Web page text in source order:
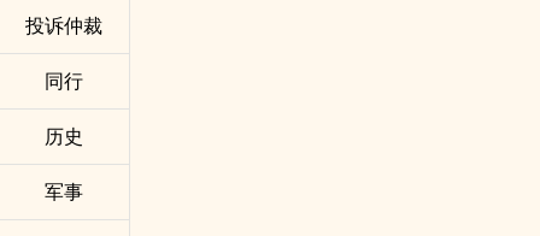
投诉仲裁
同行
历史
军事